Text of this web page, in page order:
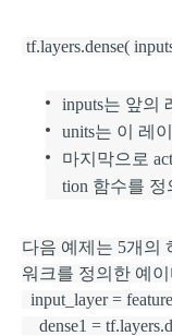
tf.layers.dense(
inputs는 앞의
units는 이 레
마지막으로
tion 함수를 정
다음 예제는 5개의
워크를 정의한 예이
input_layer =